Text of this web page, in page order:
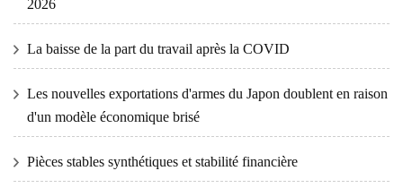
2026
La baisse de la part du travail après la COVID
Les nouvelles exportations d'armes du Japon doublent en raison
d'un modèle économique brisé
Pièces stables synthétiques et stabilité financière